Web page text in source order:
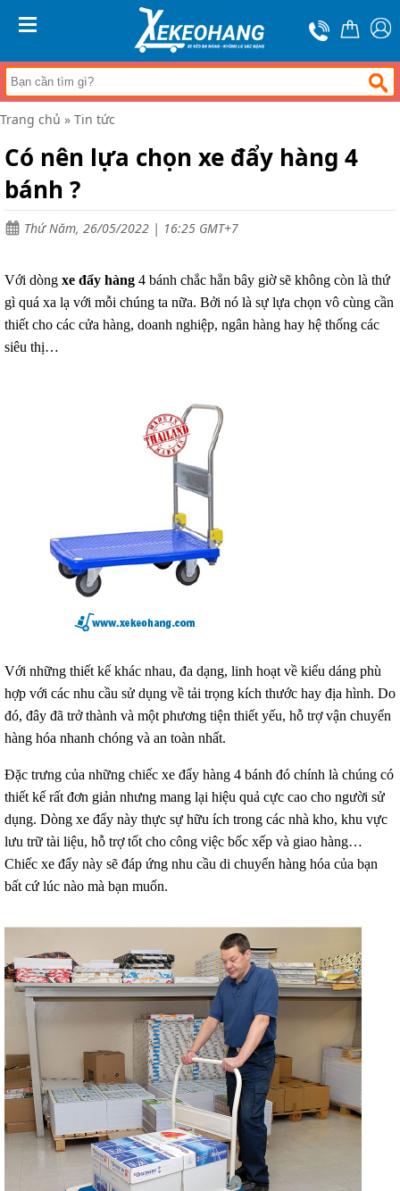
Trang
chủ
Xe
đẩy
hàng
Xe
tay
Bánh
xe
đẩy
Tin
tức
Liên
Trang chủ » Tin tức
Có nên lựa chọn xe đẩy hàng 4
bánh ?
Thứ Năm, 26/05/2022 | 16:25 GMT+7
Với dòng xe đẩy hàng 4 bánh chắc hẳn bây giờ sẽ không còn là thứ
gì quá xa lạ với mỗi chúng ta nữa. Bởi nó là sự lựa chọn vô cùng cần
thiết cho các cửa hàng, doanh nghiệp, ngân hàng hay hệ thống các
siêu thị…
Với những thiết kế khác nhau, đa dạng, linh hoạt về kiểu dáng phù
hợp với các nhu cầu sử dụng về tải trọng kích thước hay địa hình. Do
đó, đây đã trở thành và một phương tiện thiết yếu, hỗ trợ vận chuyển
hàng hóa nhanh chóng và an toàn nhất.
Đặc trưng của những chiếc xe đẩy hàng 4 bánh đó chính là chúng có
thiết kế rất đơn giản nhưng mang lại hiệu quả cực cao cho người sử
dụng. Dòng xe đẩy này thực sự hữu ích trong các nhà kho, khu vực
lưu trữ tài liệu, hỗ trợ tốt cho công việc bốc xếp và giao hàng…
Chiếc xe đẩy này sẽ đáp ứng nhu cầu di chuyển hàng hóa của bạn
bất cứ lúc nào mà bạn muốn.